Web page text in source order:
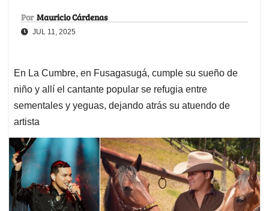
Por Mauricio Cárdenas
JUL 11, 2025
En La Cumbre, en Fusagasugá, cumple su sueño de
niño y allí el cantante popular se refugia entre
sementales y yeguas, dejando atrás su atuendo de
artista